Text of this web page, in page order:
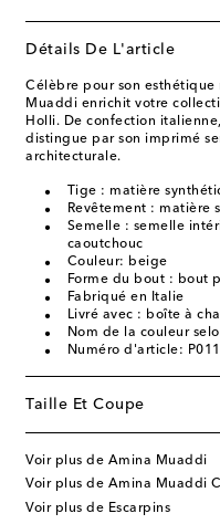
Détails De L'article
Célèbre pour son
Muaddi enrichit votre
Holli. De confection
distingue par son imprimé
architecturale.
Tige : matière
Revêtement : matière
Semelle : semelle
caoutchouc
Couleur: beige
Forme du bout : bout
Fabriqué en Italie
Livré avec : boîte à
Nom de la couleur
Numéro d'article:
Taille Et Coupe
Voir plus de Amina Muaddi
Voir plus de Amina Muaddi
Voir plus de Escarpins